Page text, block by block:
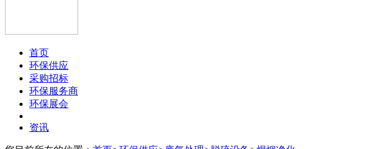
首页
环保供应
采购招标
环保服务商
环保展会
资讯